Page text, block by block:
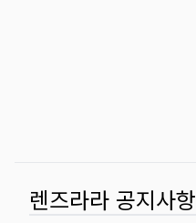
렌즈라라 공지사항